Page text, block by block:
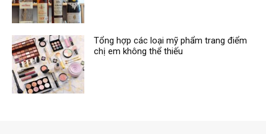
Tổng hợp các loại mỹ phẩm trang điểm
chị em không thể thiếu